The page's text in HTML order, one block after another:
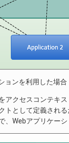
ョンを利用した場合
アクセスコンテキ
トとして定義され
、Webアプリケー